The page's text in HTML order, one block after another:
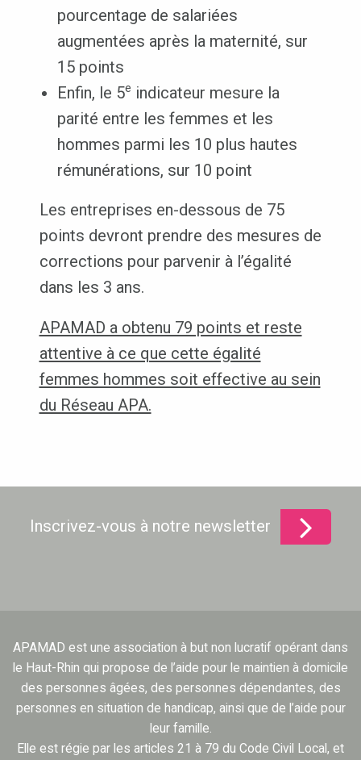
pourcentage de salariées
augmentées après la maternité, sur
15 points
Enfin, le 5e indicateur mesure la
parité entre les femmes et les
hommes parmi les 10 plus hautes
rémunérations, sur 10 point
Les entreprises en-dessous de 75
points devront prendre des mesures de
corrections pour parvenir à l’égalité
dans les 3 ans.
APAMAD a obtenu 79 points et reste
attentive à ce que cette égalité
femmes hommes soit effective au sein
du Réseau APA.
Inscrivez-vous à notre newsletter
APAMAD est une association à but non lucratif opérant dans
le Haut-Rhin qui propose de l’aide pour le maintien à domicile
des personnes âgées, des personnes dépendantes, des
personnes en situation de handicap, ainsi que de l’aide pour
leur famille.
Elle est régie par les articles 21 à 79 du Code Civil Local, et